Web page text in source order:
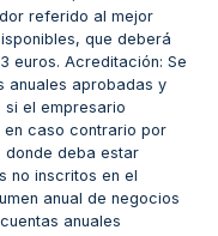
referido al mejor
que deberá
euros. Acreditación: Se
anuales aprobadas y
si el empresario
caso contrario por
deba estar
no inscritos en el
anual de negocios
anuales